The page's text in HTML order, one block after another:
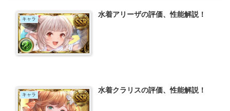
キャラ
水着アリーザの評価、性能解説！
キャラ
水着クラリスの評価、性能解説！